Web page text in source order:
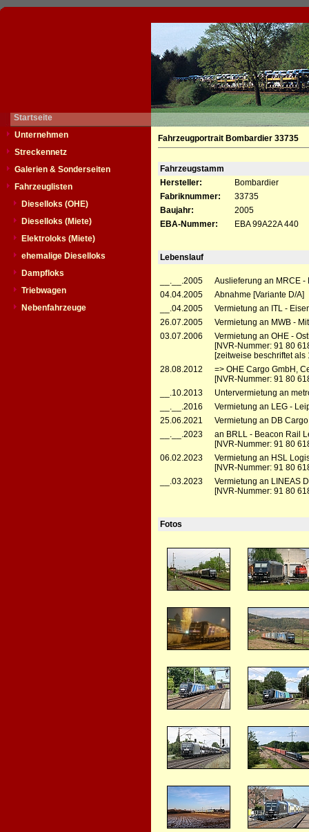
Startseite
Unternehmen
Streckennetz
Galerien & Sonderseiten
Fahrzeuglisten
Dieselloks (OHE)
Dieselloks (Miete)
Elektroloks (Miete)
ehemalige Dieselloks
Dampfloks
Triebwagen
Nebenfahrzeuge
Fahrzeugportrait Bombardier 33735
Fahrzeugstamm
Hersteller:
Bombardier
Fabriknummer:
33735
Baujahr:
2005
EBA-Nummer:
EBA 99A22A 440
Lebenslauf
__.__.2005
Auslieferung an MRCE -
04.04.2005
Abnahme [Variante D/A]
__.04.2005
Vermietung an ITL -
26.07.2005
Vermietung an MWB -
03.07.2006
Vermietung an OHE -
[NVR-Nummer: 91 80
[zeitweise beschriftet als
28.08.2012
=> OHE Cargo GmbH,
[NVR-Nummer: 91 80
__.10.2013
Untervermietung an
__.__.2016
Vermietung an LEG -
25.06.2021
Vermietung an DB
__.__.2023
an BRLL - Beacon Rail
[NVR-Nummer: 91 80
06.02.2023
Vermietung an HSL
[NVR-Nummer: 91 80
__.03.2023
Vermietung an LINEAS
[NVR-Nummer: 91 80
Fotos